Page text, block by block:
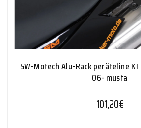
SW-Motech Alu-Rack peräteline
06- musta
101,20€